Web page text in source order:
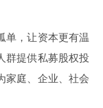
单，让资本更有温
群提供私募股权投
家庭、企业、社会